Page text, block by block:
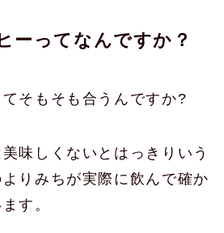
ーってなんですか？
そもそも合うんですか?
味しくないとはっきりいう
りみちが実際に飲んで確か
す。